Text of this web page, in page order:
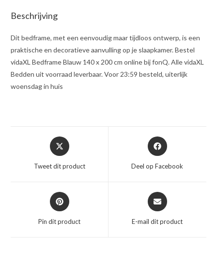
Beschrijving
Dit bedframe, met een eenvoudig maar tijdloos ontwerp, is een
praktische en decoratieve aanvulling op je slaapkamer. Bestel
vidaXL Bedframe Blauw 140 x 200 cm online bij fonQ. Alle vidaXL
Bedden uit voorraad leverbaar. Voor 23:59 besteld, uiterlijk
woensdag in huis
Opent
in
nieuw
Tweet dit product
Opent
in
nieuw
Deel op Facebook
Opent
in
nieuw
Pin dit product
Opent
in
nieuw
E-mail dit product